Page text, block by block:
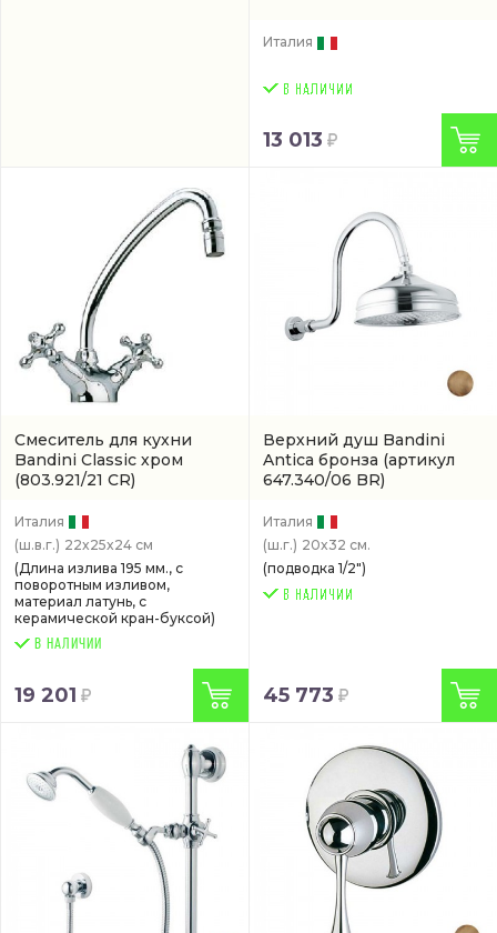
Италия
13 013
Смеситель для кухни
Bandini Classic хром
(803.921/21 CR)
Италия
(ш.в.г.) 22x25x24 см
(Длина излива 195 мм., с
поворотным изливом,
материал латунь, с
керамической кран-буксой)
В НАЛИЧИИ
19 201
Верхний душ Bandini
Antica бронза (артикул
647.340/06 BR)
Италия
(ш.г.) 20x32 см.
(подводка 1/2")
45 773